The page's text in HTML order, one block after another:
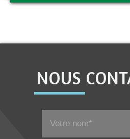
NOUS